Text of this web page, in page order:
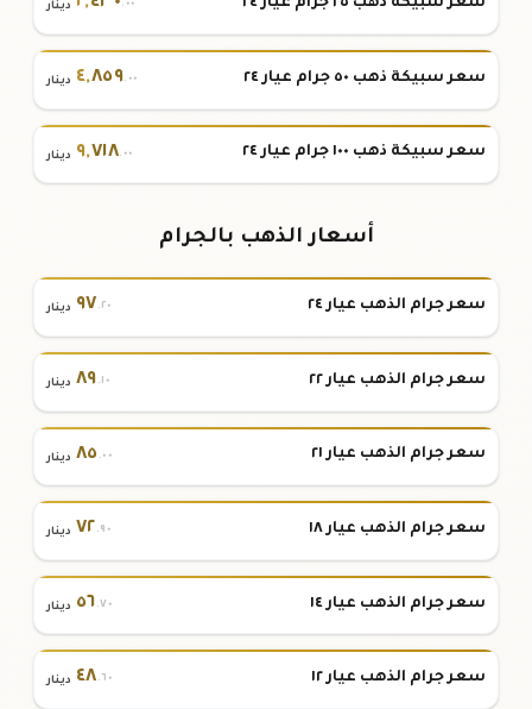
سعر سبيكة ذهب ٢٥ جرام عيار ٢٤ .٠٠ دينار
سعر سبيكة ذهب ٥٠ جرام عيار ٢٤ ٤,٨٥٩.٠٠ دينار
سعر سبيكة ذهب ١٠٠ جرام عيار ٢٤ ٩,٧١٨.٠٠ دينار
أسعار الذهب بالجرام
سعر جرام الذهب عيار ٢٤ ٩٧.٢٠ دينار
سعر جرام الذهب عيار ٢٢ ٨٩.١٠ دينار
سعر جرام الذهب عيار ٢١ ٨٥ .٠٠ دينار
سعر جرام الذهب عيار ١٨ ٧٢.٩٠ دينار
سعر جرام الذهب عيار ١٤ ٥٦.٧٠ دينار
سعر جرام الذهب عيار ١٢ ٤٨.٦٠ دينار